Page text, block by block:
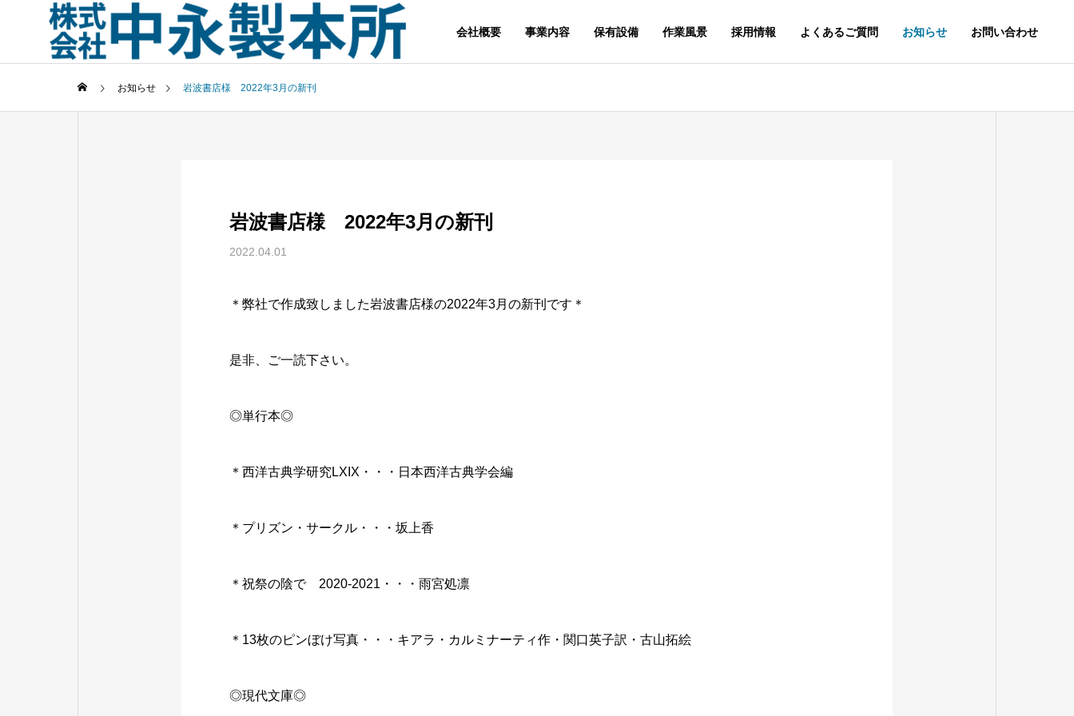
会社概要 事業内容 保有設備 作業風景 採用情報 よくあるご質問 お知らせ お問い合わせ
お知らせ 岩波書店様 2022年3月の新刊
岩波書店様 2022年3月の新刊
2022.04.01
＊弊社で作成致しました岩波書店様の2022年3月の新刊です＊
是非、ご一読下さい。
◎単行本◎
＊西洋古典学研究LXIX・・・日本西洋古典学会編
＊プリズン・サークル・・・坂上香
＊祝祭の陰で 2020-2021・・・雨宮処凛
＊13枚のピンぼけ写真・・・キアラ・カルミナーティ作・関口英子訳・古山拓絵
◎現代文庫◎